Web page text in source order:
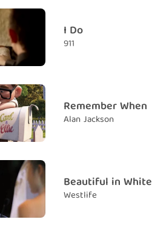
saying it
không nói
(Is it just me?)
tôi nghĩ thế mà thôi?
outdated
đã lỗi thời rồi
was overrated
được tung hô quá mức
have it easy
nhà giàu sống rất dễ dàng
ôm ấp ngoài đường trông thật đáng sợ
I Do
911
Remember When
Alan Jackson
Beautiful in White
Westlife